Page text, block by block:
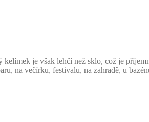
je však lehčí než sklo, což je
na večírku, festivalu, na zahradě, u